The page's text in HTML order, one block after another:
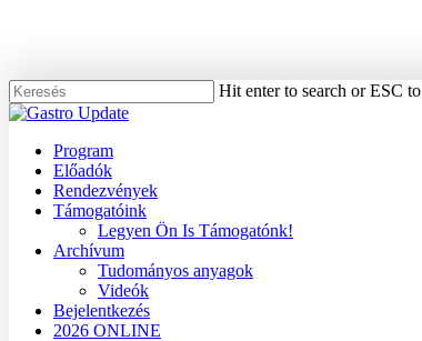
content
Hit enter to search or ESC
Close
Menu
Program
Előadók
Rendezvények
Támogatóink
Legyen Ön Is Támogatónk!
Archívum
Tudományos anyagok
Videók
Bejelentkezés
2026 ONLINE